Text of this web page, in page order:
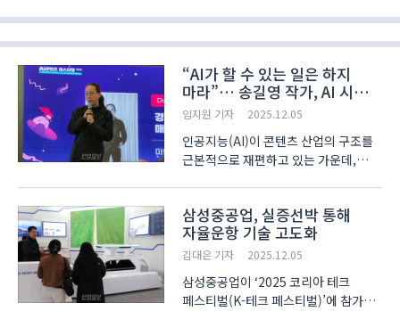
활용한 솔루션 사례를 선보였다.
NPU는 AI 추론에 특화된 반도체
칩으로, 딥엑스는 그중에서도 AI 비전 ..
“AI가 할 수 있는 일은 하지
마라”… 송길영 작가, AI 시대
콘텐츠 산업 생존 전략 제시
임지원 기자 2025.12.05
인공지능(AI)이 콘텐츠 산업의 구조를
근본적으로 재편하고 있는 가운데,
송길영 작가는 4일 서울 코엑스에서
열린 ‘AI 콘텐츠 페스티벌 2025’
기조강연에..
삼성중공업, 실증선박 통해
자율운항 기술 고도화
김대은 기자 2025.12.05
삼성중공업이 ‘2025 코리아 테크
페스티벌(K-테크 페스티벌)’에 참가해